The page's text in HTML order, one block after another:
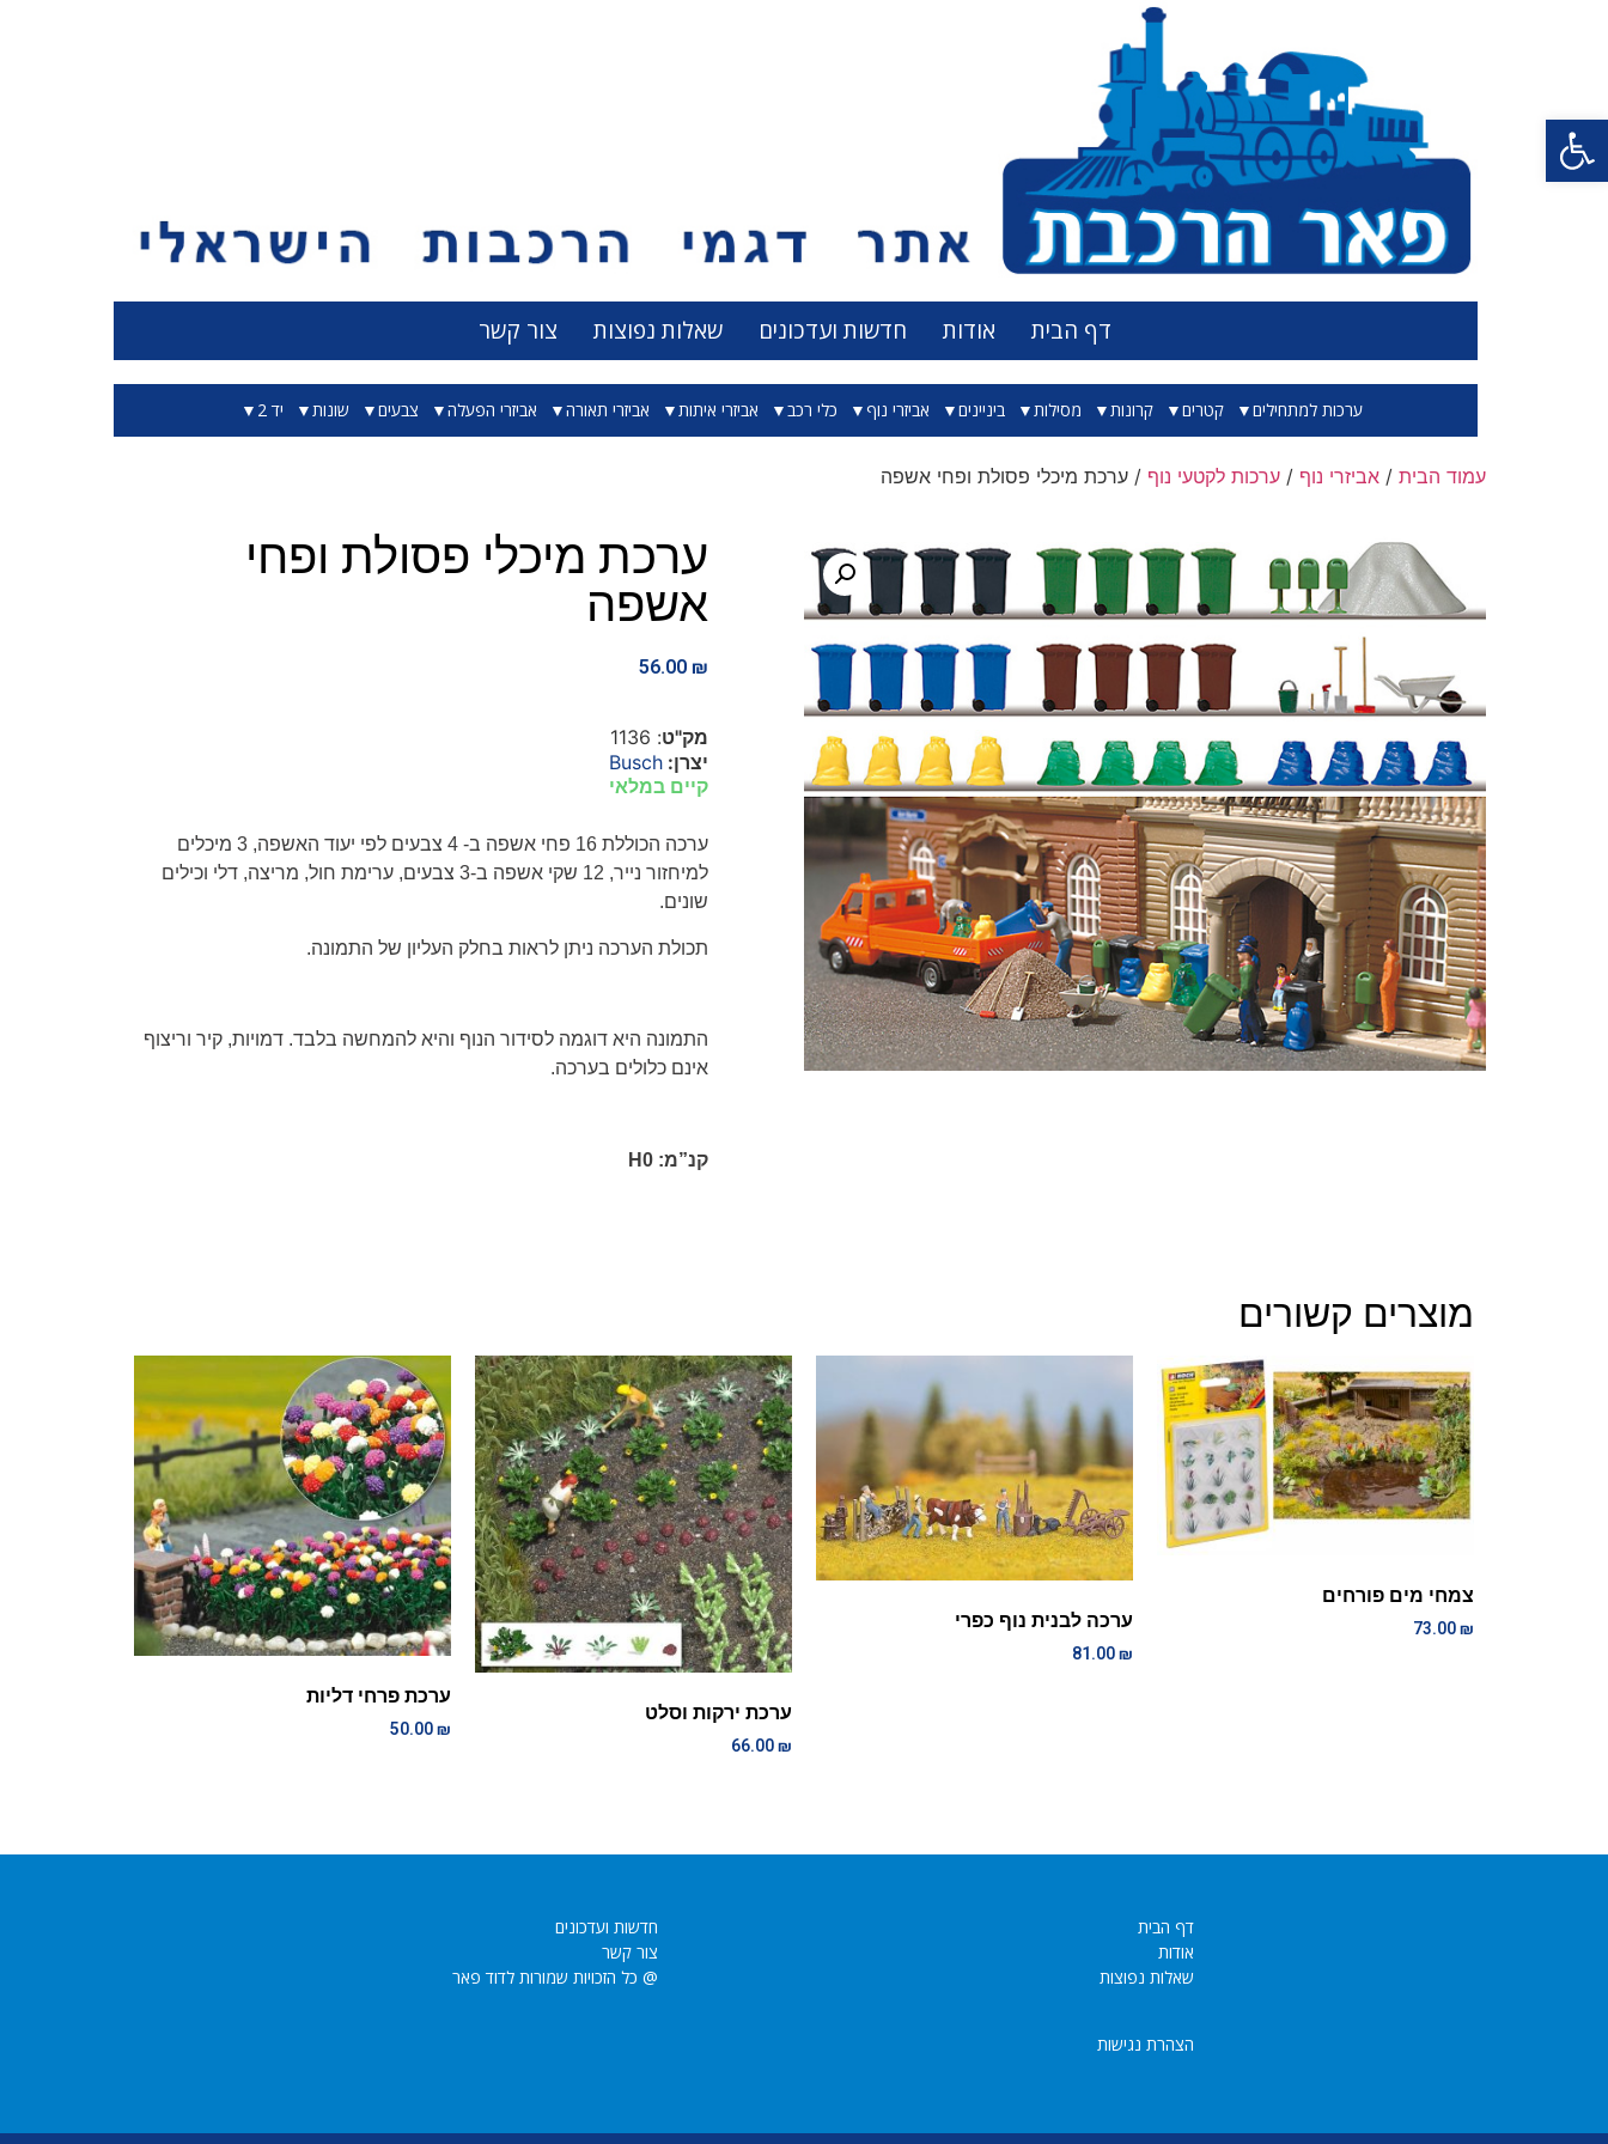
פתח סרגל נגישות
דף הבית אודות חדשות ועדכונים שאלות נפוצות צור קשר
ערכות למתחילים קטרים קרונות מסילות ביניינים אביזרי נוף כלי רכב אביזרי איתות אביזרי תאורה אביזרי הפעלה צבעים שונות יד 2
עמוד הבית / אביזרי נוף / ערכות לקטעי נוף / ערכת מיכלי פסולת ופחי אשפה
ערכת מיכלי פסולת ופחי
אשפה
56.00 ₪
מק"ט: 1136
יצרן: Busch
קיים במלאי
ערכה הכוללת 16
פחי אשפה ב- 4 צבעים לפי יעוד האשפה, 3 מיכלים
למיחזור נייר, 12 שקי אשפה ב-3 צבעים, ערימת חול, מריצה, דלי וכילים
שונים.
תכולת הערכה ניתן לראות בחלק העליון של התמונה.
התמונה היא דוגמה לסידור הנוף והיא להמחשה בלבד. דמויות, קיר וריצוף
אינם כלולים בערכה.
קנ”מ: H0
מוצרים קשורים
צמחי מים פורחים
73.00₪ ערכה לבנית נוף כפרי
81.00₪
ערכת ירקות וסלט
66.00₪
ערכת פרחי דליות
50.00₪
דף הבית
אודות
שאלות נפוצות
הצהרת נגישות
חדשות ועדכונים
צור קשר
@ כל הזכויות שמורות לדוד פאר